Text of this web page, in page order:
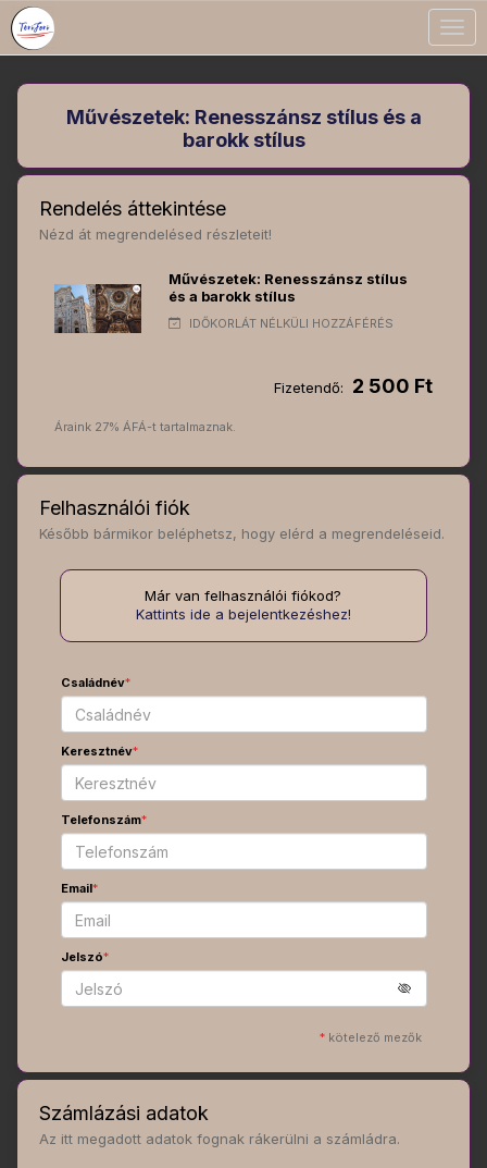
Művészetek: Renesszánsz stílus és a
barokk stílus
Rendelés áttekintése
Nézd át megrendelésed részleteit!
Művészetek: Renesszánsz stílus
és a barokk stílus
IDŐKORLÁT NÉLKÜLI HOZZÁFÉRÉS
Fizetendő: 2 500 Ft
Áraink 27% ÁFÁ-t tartalmaznak.
Felhasználói fiók
Később bármikor beléphetsz, hogy elérd a megrendeléseid.
Már van felhasználói fiókod?
Kattints ide a bejelentkezéshez!
Családnév*
Keresztnév*
Telefonszám*
Email*
Jelszó*
* kötelező mezők
Számlázási adatok
Az itt megadott adatok fognak rákerülni a számládra.